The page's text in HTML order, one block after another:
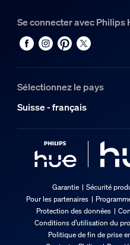
Se connecter avec Philips
Sélectionnez le pays
Suisse - français
Garantie Sécurité
Pour les partenaires
Protection des données
Conditions d’utilisation du
Politique de fin de prise